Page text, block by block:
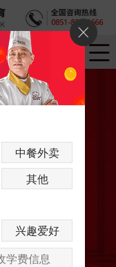
中餐外卖
其他
兴趣爱好